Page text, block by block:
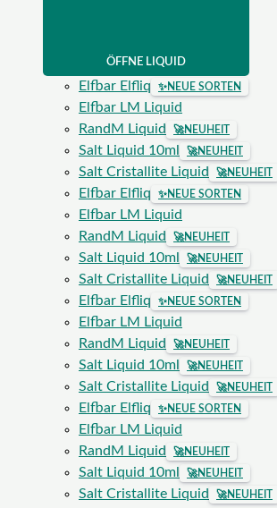
ÖFFNE LIQUID
Elfbar Elfliq ✨NEUE SORTEN
Elfbar LM Liquid
RandM Liquid
🚀NEUHEIT
Salt Liquid 10ml 🚀NEUHEIT
Salt Cristallite Liquid 🚀NEUHEIT
Elfbar Elfliq ✨NEUE SORTEN
Elfbar LM Liquid
RandM Liquid
🚀NEUHEIT
Salt Liquid 10ml 🚀NEUHEIT
Salt Cristallite Liquid 🚀NEUHEIT
Elfbar Elfliq ✨NEUE SORTEN
Elfbar LM Liquid
RandM Liquid
🚀NEUHEIT
Salt Liquid 10ml 🚀NEUHEIT
Salt Cristallite Liquid 🚀NEUHEIT
Elfbar Elfliq ✨NEUE SORTEN
Elfbar LM Liquid
RandM Liquid
🚀NEUHEIT
Salt Liquid 10ml 🚀NEUHEIT
Salt Cristallite Liquid 🚀NEUHEIT